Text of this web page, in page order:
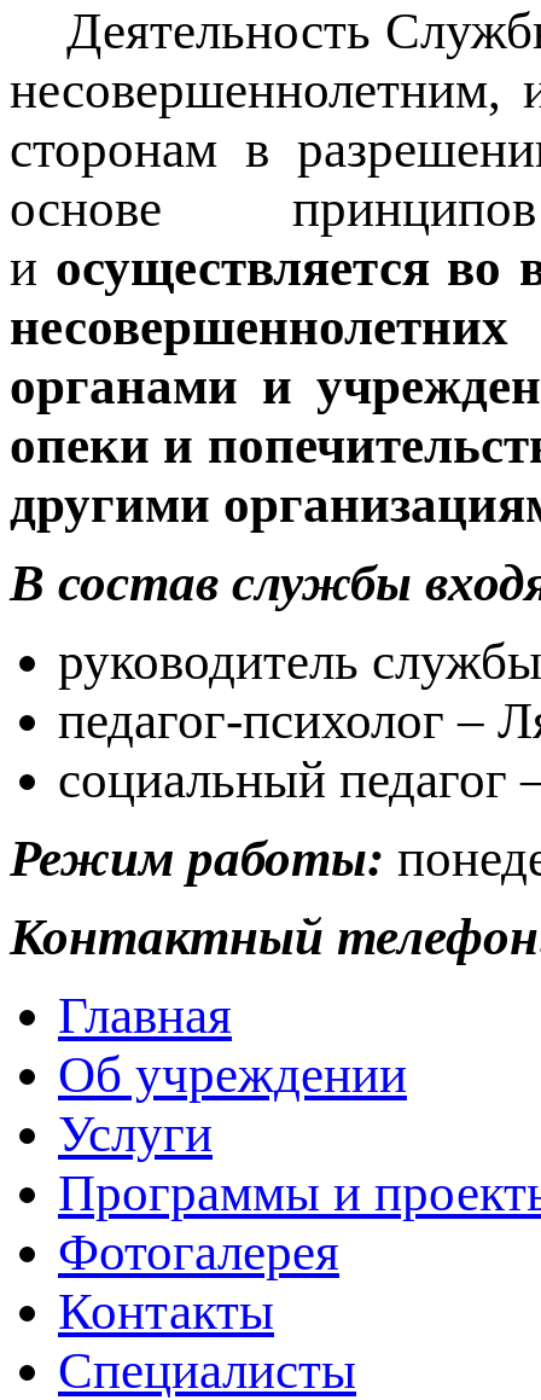
Деятельность
сторонам в
основе
и осуществляется во
органами и
опеки и
другими
В состав службы
руководитель
педагог-психолог –
социальный педагог
Режим работы:
Контактный
Главная
Об учреждении
Услуги
Программы и
Фотогалерея
Контакты
Специалисты